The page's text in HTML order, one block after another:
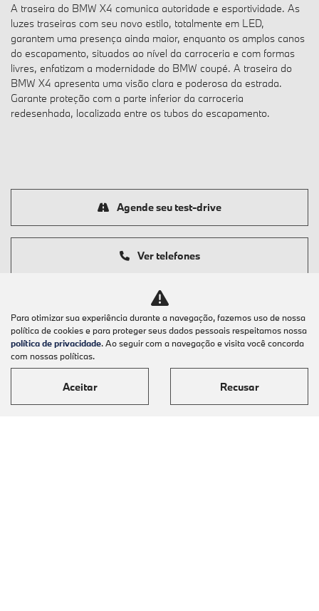
A traseira do BMW X4 comunica autoridade e esportividade. As
luzes traseiras com seu novo estilo, totalmente em LED,
garantem uma presença ainda maior, enquanto os amplos canos
do escapamento, situados ao nível da carroceria e com formas
livres, enfatizam a modernidade do BMW coupé. A traseira do
BMW X4 apresenta uma visão clara e poderosa da estrada.
Garante proteção com a parte inferior da carroceria
redesenhada, localizada entre os tubos do escapamento.
Ver telefones
Agende seu test-drive
Para otimizar sua experiência durante a navegação, fazemos uso de nossa
política de cookies e para proteger seus dados pessoais respeitamos nossa
política de privacidade. Ao seguir com a navegação e visita você concorda
com nossas políticas.
Aceitar Recusar